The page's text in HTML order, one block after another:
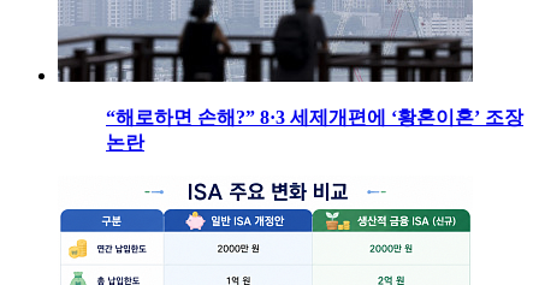
“해로하면 손해?” 8·3 세제개편에 ‘황혼이혼’ 조장
논란